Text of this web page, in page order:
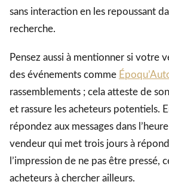
sans interaction en les repoussant
recherche.
Pensez aussi à mentionner si votre
des événements comme
rassemblements ; cela atteste de
et rassure les acheteurs potentiels.
répondez aux messages dans
vendeur qui met trois jours à
l’impression de ne pas être pressé,
acheteurs à chercher ailleurs.